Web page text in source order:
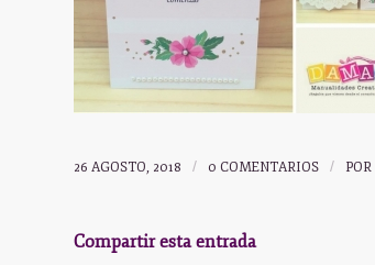
26 AGOSTO, 2018 / 0 COMENTARIOS / POR
Compartir esta entrada